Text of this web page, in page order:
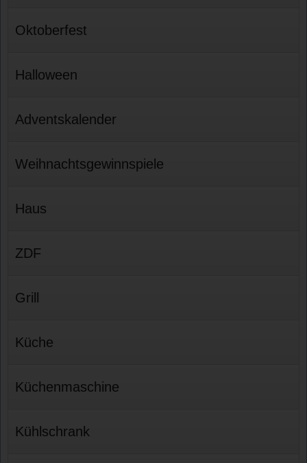
Oktoberfest
Halloween
Adventskalender
Weihnachtsgewinnspiele
Haus
ZDF
Grill
Küche
Küchenmaschine
Kühlschrank